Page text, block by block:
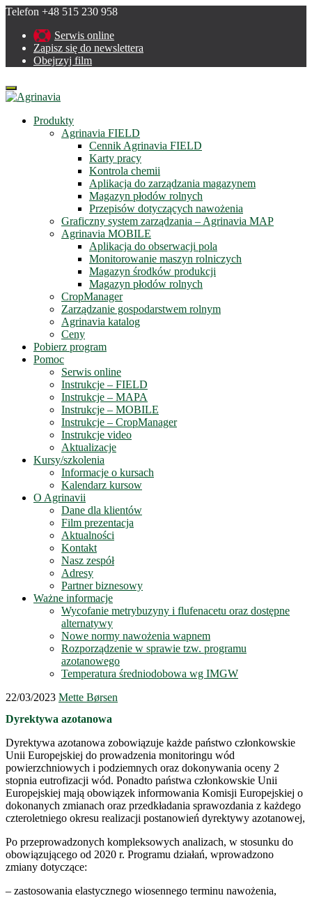
Telefon +48 515 230 958
Serwis online
Zapisz się do newslettera
Obejrzyj film
Menu
Produkty
Agrinavia FIELD
Cennik Agrinavia FIELD
Karty pracy
Kontrola chemii
Aplikacja do zarządzania magazynem
Magazyn płodów rolnych
Przepisów dotyczących nawożenia
Graficzny system zarządzania – Agrinavia MAP
Agrinavia MOBILE
Aplikacja do obserwacji pola
Monitorowanie maszyn rolniczych
Magazyn środków produkcji
Magazyn płodów rolnych
CropManager
Zarządzanie gospodarstwem rolnym
Agrinavia katalog
Ceny
Pobierz program
Pomoc
Serwis online
Instrukcje – FIELD
Instrukcje – MAPA
Instrukcje – MOBILE
Instrukcje – CropManager
Instrukcje video
Aktualizacje
Kursy/szkolenia
Informacje o kursach
Kalendarz kursow
O Agrinavii
Dane dla klientów
Film prezentacja
Aktualności
Kontakt
Nasz zespół
Adresy
Partner biznesowy
Ważne informacje
Wycofanie metrybuzyny i flufenacetu oraz dostępne
alternatywy
Nowe normy nawożenia wapnem
Rozporządzenie w sprawie tzw. programu
azotanowego
Temperatura średniodobowa wg IMGW
22/03/2023 Mette Børsen
Dyrektywa azotanowa
Dyrektywa azotanowa zobowiązuje każde państwo członkowskie
Unii Europejskiej do prowadzenia monitoringu wód
powierzchniowych i podziemnych oraz dokonywania oceny 2
stopnia eutrofizacji wód. Ponadto państwa członkowskie Unii
Europejskiej mają obowiązek informowania Komisji Europejskiej o
dokonanych zmianach oraz przedkładania sprawozdania z każdego
czteroletniego okresu realizacji postanowień dyrektywy azotanowej,
Po przeprowadzonych kompleksowych analizach, w stosunku do
obowiązującego od 2020 r. Programu działań, wprowadzono
zmiany dotyczące:
– zastosowania elastycznego wiosennego terminu nawożenia,